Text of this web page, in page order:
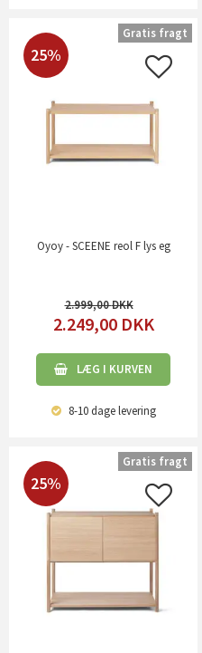
25%
Oyoy - SCEENE reol F lys eg
2.999,00
2.249,00 DKK
LÆG I KURVEN
8-10 dagelevering
Gratis fragt
25%
Gratis fragt